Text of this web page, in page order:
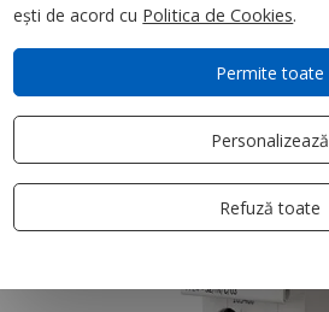
ești de acord cu Politica de Cookies.
Permite toate
Personalizează
Refuză toate